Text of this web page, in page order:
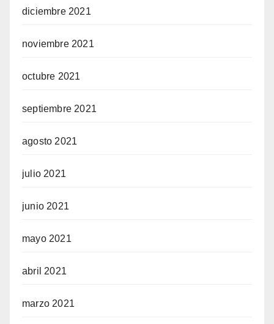
diciembre 2021
noviembre 2021
octubre 2021
septiembre 2021
agosto 2021
julio 2021
junio 2021
mayo 2021
abril 2021
marzo 2021